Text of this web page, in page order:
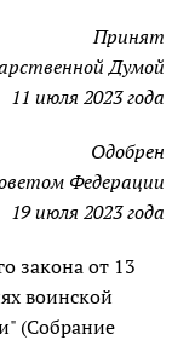
Принят
Думой
11 июля 2023 года
Одобрен
Федерации
19 июля 2023 года
закона от 13
воинской
(Собрание